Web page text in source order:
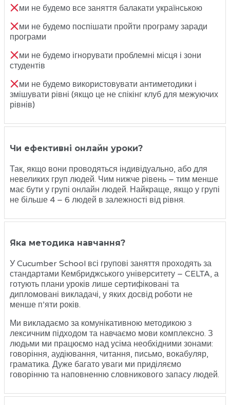
ми не будемо все заняття балакати українською
ми не будемо поспішати пройти програму заради
програми
ми не будемо ігнорувати проблемні місця і зони
студентів
ми не будемо використовувати антиметодики і
змішувати рівні (якщо це не спікінг клуб для межуючих
рівнів)
Чи ефективні онлайн уроки?
Так, якщо вони проводяться індивідуально, або для
невеликих груп людей. Чим нижче рівень – тим менше
має бути у групі онлайн людей. Найкраще, якщо у групі
не більше 4 – 6 людей в залежності від рівня.
Яка методика навчання?
У Cucumber School всі групові заняття проходять за
стандартами Кембриджського університету – CELTA, а
готують плани уроків лише сертифіковані та
дипломовані викладачі, у яких досвід роботи не
менше п’яти років.
Ми викладаємо за комунікативною методикою з
лексичним підходом та навчаємо мови комплексно. З
людьми ми працюємо над усіма необхідними зонами:
говоріння, аудіювання, читання, письмо, вокабуляр,
граматика. Дуже багато уваги ми приділяємо
говорінню та наповненню словникового запасу людей.